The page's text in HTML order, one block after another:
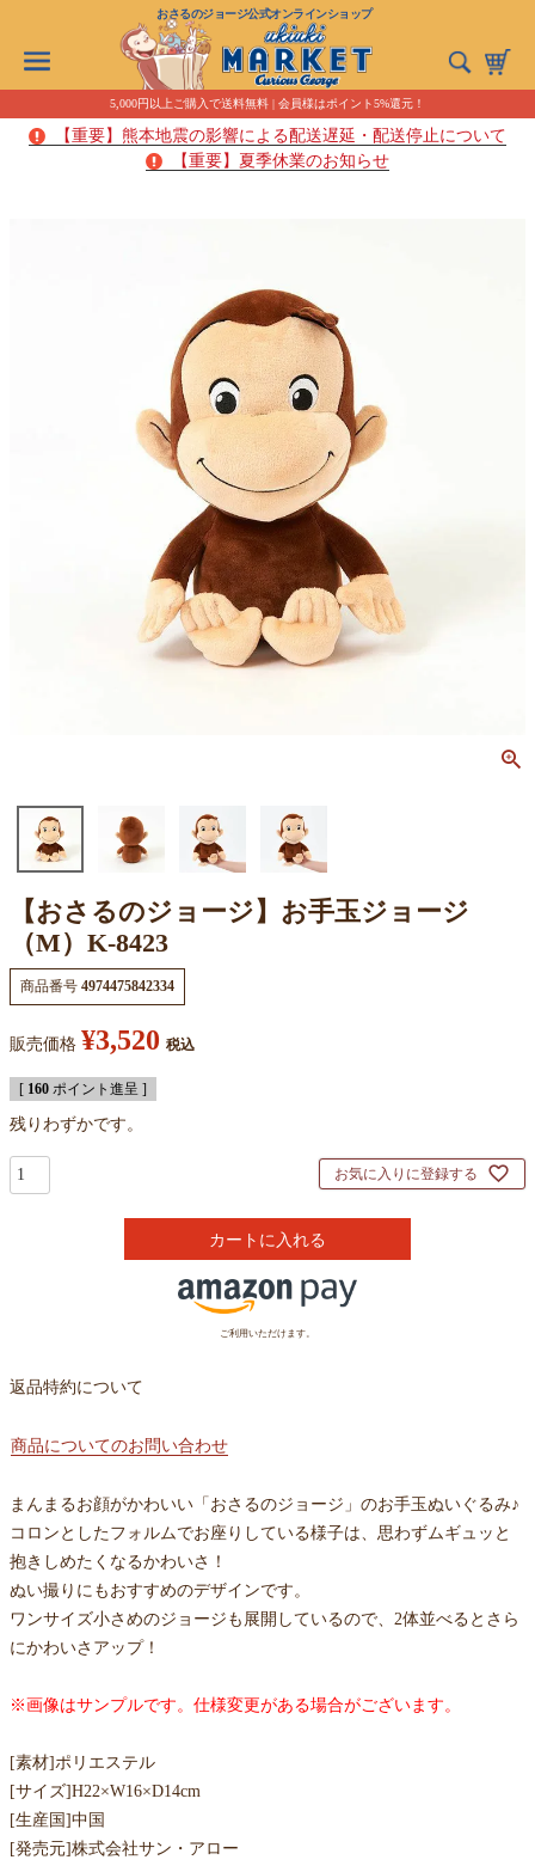
おさるのジョージ公式オンラインショップ
5,000円以上ご購入で送料無料 | 会員様はポイント5%還元！
【重要】熊本地震の影響による配送遅延・配送停止について
【重要】夏季休業のお知らせ
【おさるのジョージ】お手玉ジョージ
（M）K-8423
商品番号 4974475842334
販売価格 ¥3,520 税込
[ 160 ポイント進呈 ]
残りわずかです。
お気に入りに登録する
カートに入れる
ご利用いただけます。
返品特約について
商品についてのお問い合わせ
まんまるお顔がかわいい「おさるのジョージ」のお手玉ぬいぐるみ♪
コロンとしたフォルムでお座りしている様子は、思わずムギュッと
抱きしめたくなるかわいさ！
ぬい撮りにもおすすめのデザインです。
ワンサイズ小さめのジョージも展開しているので、2体並べるとさら
にかわいさアップ！
※画像はサンプルです。仕様変更がある場合がございます。
[素材]ポリエステル
[サイズ]H22×W16×D14cm
[生産国]中国
[発売元]株式会社サン・アロー